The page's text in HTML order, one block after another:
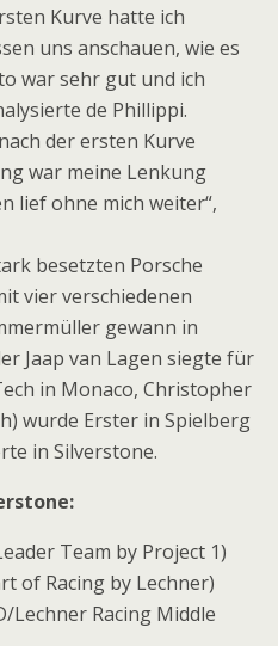
Kurve hatte ich
uns anschauen, wie es
war sehr gut und ich
de Phillippi.
der ersten Kurve
war meine Lenkung
lief ohne mich weiter“,
besetzten Porsche
vier verschiedenen
gewann in
Jaap van Lagen siegte für
in Monaco, Christopher
wurde Erster in Spielberg
in Silverstone.
Team by Project 1)
of Racing by Lechner)
Lechner Racing Middle